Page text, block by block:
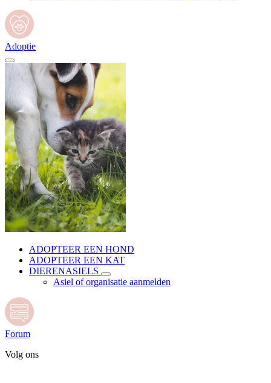
Adoptie
ADOPTEER EEN HOND
ADOPTEER EEN KAT
DIERENASIELS
Asiel of organisatie aanmelden
Forum
Volg ons